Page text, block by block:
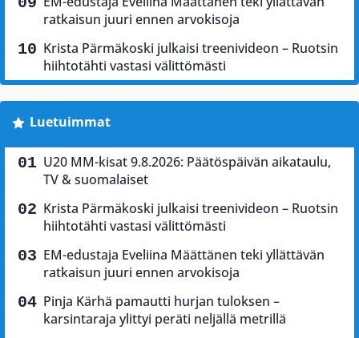
ratkaisun juuri ennen arvokisoja
Krista Pärmäkoski julkaisi treenivideon – Ruotsin
hiihtotähti vastasi välittömästi
Luetuimmat
U20 MM-kisat 9.8.2026: Päätöspäivän aikataulu,
TV & suomalaiset
Krista Pärmäkoski julkaisi treenivideon – Ruotsin
hiihtotähti vastasi välittömästi
EM-edustaja Eveliina Määttänen teki yllättävän
ratkaisun juuri ennen arvokisoja
Pinja Kärhä pamautti hurjan tuloksen –
karsintaraja ylittyi peräti neljällä metrillä